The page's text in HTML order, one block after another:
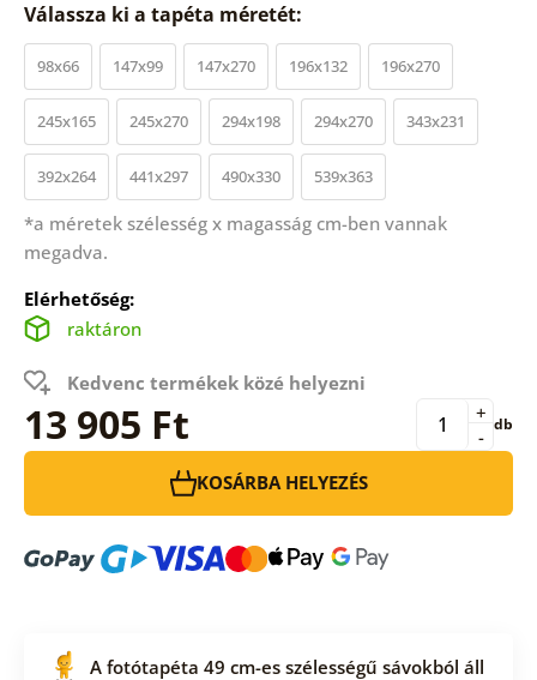
Válassza ki a tapéta méretét:
98x66 147x99 147x270 196x132 196x270
245x165 245x270 294x198 294x270 343x231
392x264 441x297 490x330 539x363
*a méretek szélesség x magasság cm-ben vannak
megadva.
Elérhetőség:
raktáron
Kedvenc termékek közé helyezni
13 905 Ft -
+ db
KOSÁRBA HELYEZÉS
A fotótapéta 49 cm-es szélességű sávokból áll